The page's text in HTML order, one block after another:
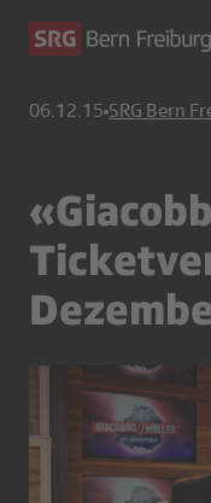
06.12.15 SRG Bern